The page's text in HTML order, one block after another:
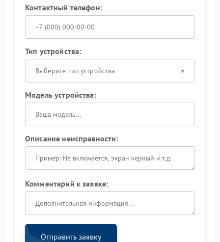
Контактный телефон:
Тип устройства:
Выберите тип устройства
Модель устройства:
Описание неисправности:
Комментарий к заявке:
Отправить заявку